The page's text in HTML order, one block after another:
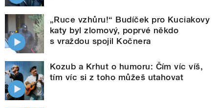
„Ruce vzhůru!“ Budíček pro Kuciakovy
katy byl zlomový, poprvé někdo
s vraždou spojil Kočnera
Kozub a Krhut o humoru: Čím víc víš,
tím víc si z toho můžeš utahovat